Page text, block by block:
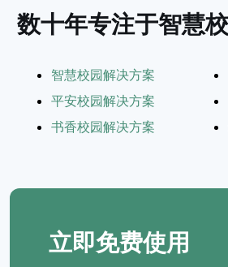
数十年专注于智慧
智慧校园解决方案
平安校园解决方案
书香校园解决方案
立即免费使用